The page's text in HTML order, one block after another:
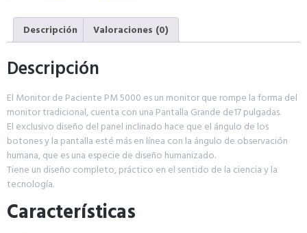
Descripción Valoraciones (0)
Descripción
El Monitor de Paciente PM 5000 es un monitor que rompe la forma del
monitor tradicional, cuenta con una Pantalla Grande de17 pulgadas.
El exclusivo diseño del panel inclinado hace que el ángulo de los
botones y la pantalla esté más en línea con la ángulo de observación
humana, que es una especie de diseño humanizado.
Tiene un diseño completo, práctico en el sentido de la ciencia y la
tecnología.
Características